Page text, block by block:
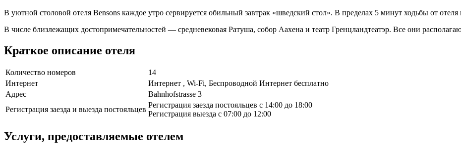
В уютной столовой отеля Bensons каждое утро сервируется обильный завтрак «шведский стол». В пределах 5 минут ходьбы от
В числе близлежащих достопримечательностей — средневековая Ратуша, собор Аахена и театр Гренцландтеатэр. Все они
Краткое описание отеля
Количество номеров
14
Интернет
Интернет , Wi-Fi, Беспроводной Интернет бесплатно
Адрес
Bahnhofstrasse 3
Регистрация заезда и выезда постояльцев
Регистрация заезда постояльцев с 14:00 до 18:00
Регистрация выезда с 07:00 до 12:00
Услуги, предоставляемые отелем